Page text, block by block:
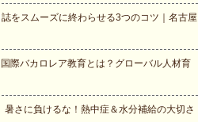
誌をスムーズに終わらせる3つのコツ｜名古屋
際バカロレア教育とは？グローバル人材育
暑さに負けるな！熱中症＆水分補給の大切さ